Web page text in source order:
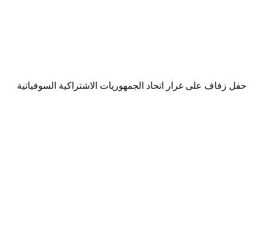
حفل زفاف على غرار اتحاد الجمهوريات الاشتراكية السوفياتية